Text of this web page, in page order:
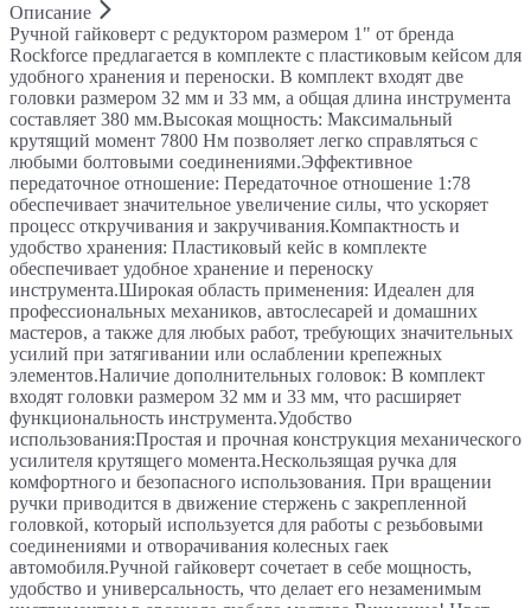
Описание
Ручной гайковерт с редуктором размером 1" от бренда
Rockforce предлагается в комплекте с пластиковым кейсом для
удобного хранения и переноски. В комплект входят две
головки размером 32 мм и 33 мм, а общая длина инструмента
составляет 380 мм.Высокая мощность: Максимальный
крутящий момент 7800 Нм позволяет легко справляться с
любыми болтовыми соединениями.Эффективное
передаточное отношение: Передаточное отношение 1:78
обеспечивает значительное увеличение силы, что ускоряет
процесс откручивания и закручивания.Компактность и
удобство хранения: Пластиковый кейс в комплекте
обеспечивает удобное хранение и переноску
инструмента.Широкая область применения: Идеален для
профессиональных механиков, автослесарей и домашних
мастеров, а также для любых работ, требующих значительных
усилий при затягивании или ослаблении крепежных
элементов.Наличие дополнительных головок: В комплект
входят головки размером 32 мм и 33 мм, что расширяет
функциональность инструмента.Удобство
использования:Простая и прочная конструкция механического
усилителя крутящего момента.Нескользящая ручка для
комфортного и безопасного использования. При вращении
ручки приводится в движение стержень с закрепленной
головкой, который используется для работы с резьбовыми
соединениями и отворачивания колесных гаек
автомобиля.Ручной гайковерт сочетает в себе мощность,
удобство и универсальность, что делает его незаменимым